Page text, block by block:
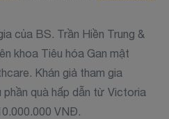
của BS. Trần Hiền Trung &
khoa Tiêu hóa Gan mật
Khán giả tham gia
phần quà hấp dẫn từ Victoria
VNĐ.